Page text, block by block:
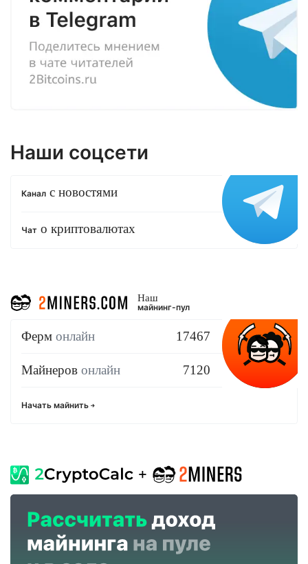
Наши соцсети
Канал с новостями
Чат о криптовалютах
Наш
майнинг-пул
Ферм онлайн 17467
Майнеров онлайн 7120
Начать майнить